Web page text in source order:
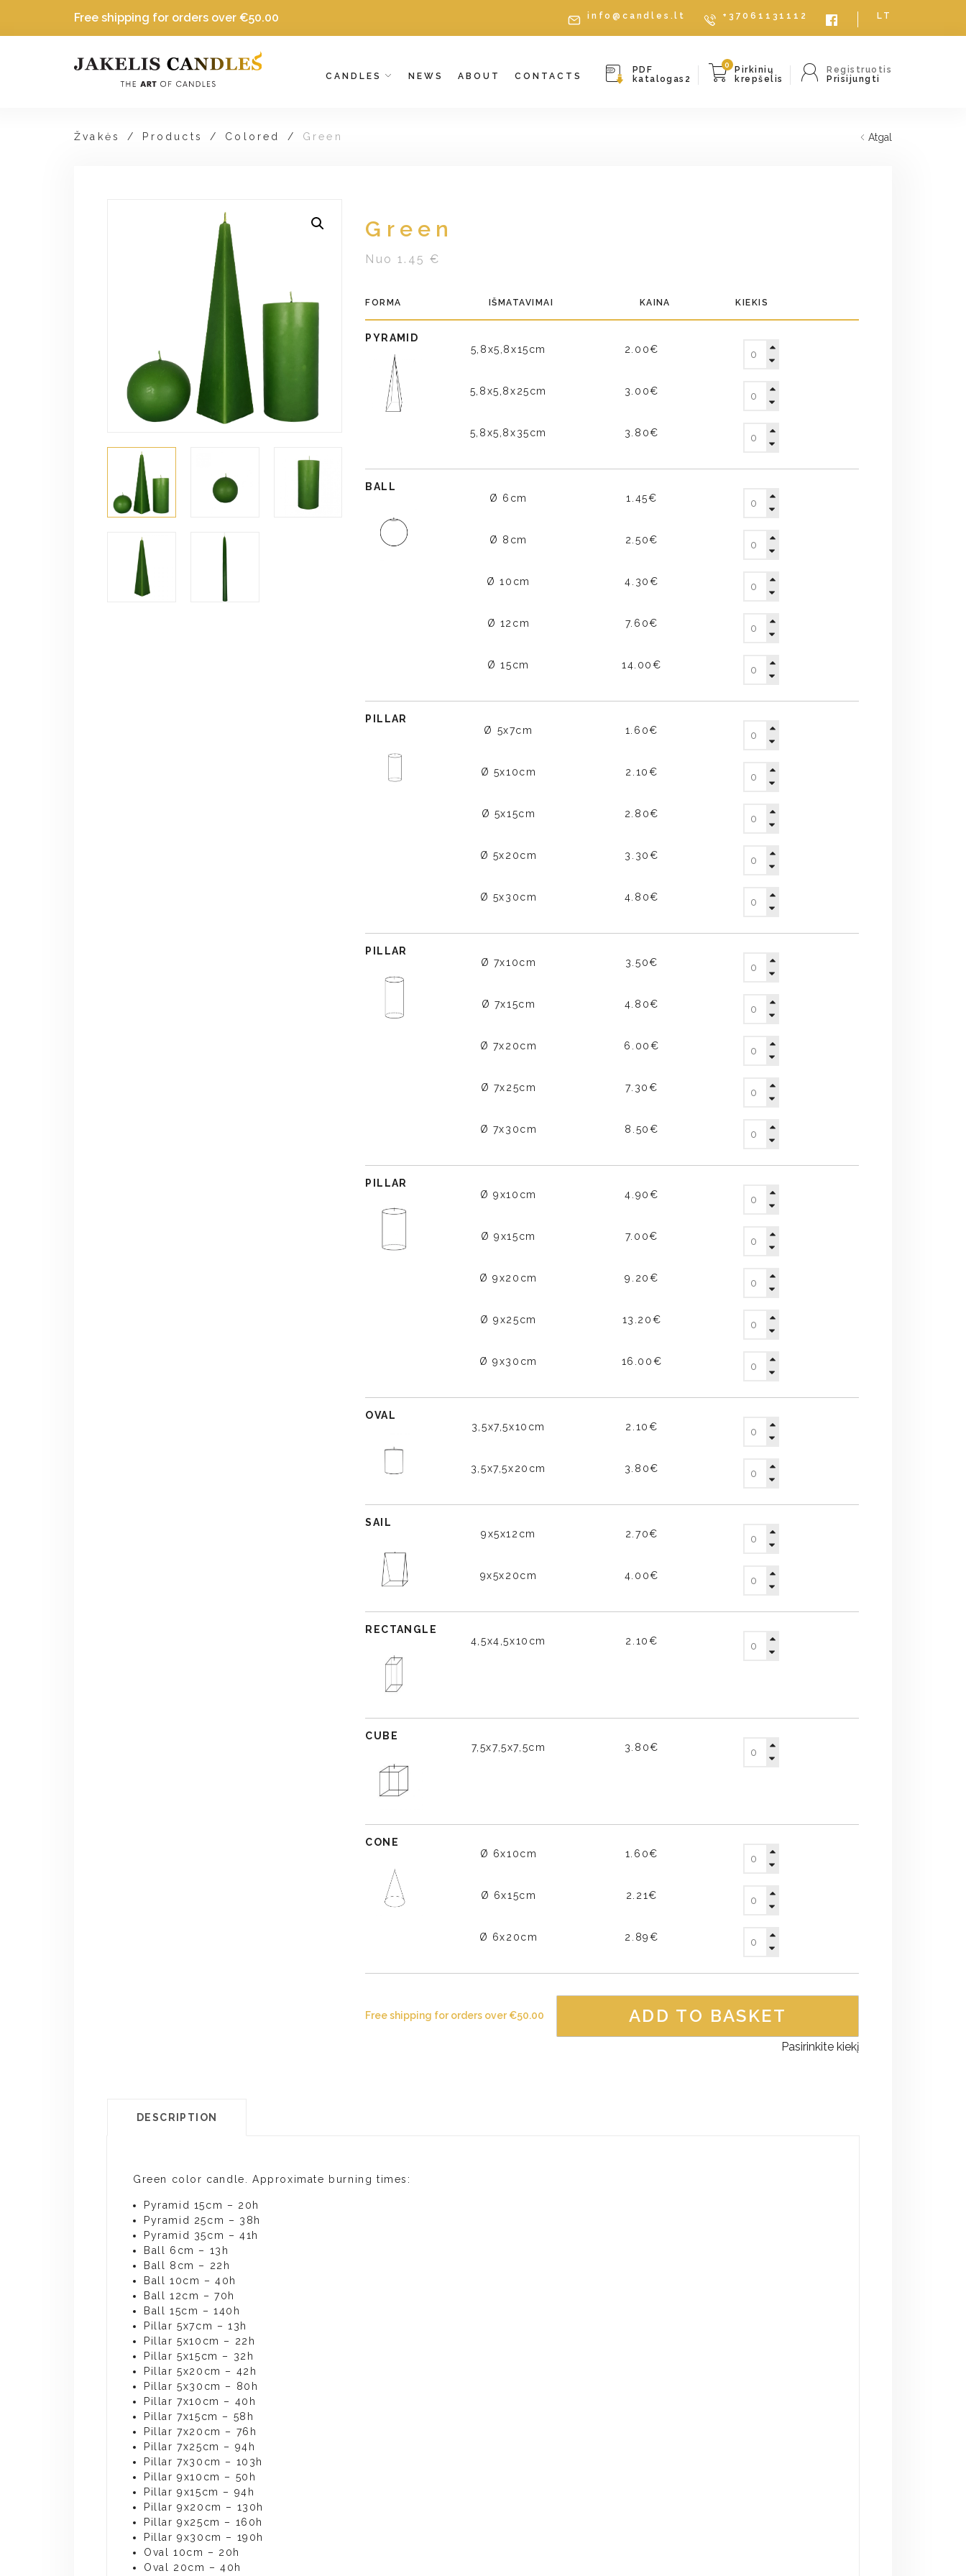
Free shipping for orders over €50.00 info@candles.lt +37061131112 LT
PDF
katalogas2
0
Pirkinių
krepšelis
Registruotis
Prisijungti
CANDLES NEWS ABOUT CONTACTS
Žvakės / Products / Colored / Green Atgal
Green
Nuo 1.45 €
FORMA IŠMATAVIMAI KAINA KIEKIS
PYRAMID
5,8x5,8x15cm
2.00€
5,8x5,8x25cm 3.00€
5,8x5,8x35cm 3.80€
BALL
Ø 6cm
1.45€
Ø 8cm 2.50€
Ø 10cm 4.30€
Ø 12cm 7.60€
Ø 15cm 14.00€
PILLAR
Ø 5x7cm
1.60€
Ø 5x10cm 2.10€
Ø 5x15cm 2.80€
Ø 5x20cm 3.30€
Ø 5x30cm 4.80€
PILLAR
Ø 7x10cm
3.50€
Ø 7x15cm 4.80€
Ø 7x20cm 6.00€
Ø 7x25cm 7.30€
Ø 7x30cm 8.50€
PILLAR
Ø 9x10cm
4.90€
Ø 9x15cm 7.00€
Ø 9x20cm 9.20€
Ø 9x25cm 13.20€
Ø 9x30cm 16.00€
OVAL
3,5x7,5x10cm
2.10€
3,5x7,5x20cm 3.80€
SAIL
9x5x12cm
2.70€
9x5x20cm 4.00€
RECTANGLE
4,5x4,5x10cm
2.10€
CUBE
7,5x7,5x7,5cm
3.80€
CONE
Ø 6x10cm
1.60€
Ø 6x15cm 2.21€
Ø 6x20cm 2.89€
ADD TO BASKET
Free shipping for orders over€50.00
Pasirinkite kiekį
DESCRIPTION
Green color candle. Approximate burning times:
Pyramid 15cm – 20h
Pyramid 25cm – 38h
Pyramid 35cm – 41h
Ball 6cm – 13h
Ball 8cm – 22h
Ball 10cm – 40h
Ball 12cm – 70h
Ball 15cm – 140h
Pillar 5x7cm – 13h
Pillar 5x10cm – 22h
Pillar 5x15cm – 32h
Pillar 5x20cm – 42h
Pillar 5x30cm – 80h
Pillar 7x10cm – 40h
Pillar 7x15cm – 58h
Pillar 7x20cm – 76h
Pillar 7x25cm – 94h
Pillar 7x30cm – 103h
Pillar 9x10cm – 50h
Pillar 9x15cm – 94h
Pillar 9x20cm – 130h
Pillar 9x25cm – 160h
Pillar 9x30cm – 190h
Oval 10cm – 20h
Oval 20cm – 40h